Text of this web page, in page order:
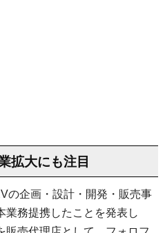
拡大にも注目
の企画・設計・開発・販売事
業務提携したことを発表し